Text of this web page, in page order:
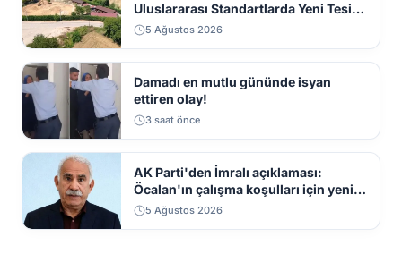
Uluslararası Standartlarda Yeni Tesis
Geliyor
5 Ağustos 2026
Damadı en mutlu gününde isyan
ettiren olay!
3 saat önce
AK Parti'den İmralı açıklaması:
Öcalan'ın çalışma koşulları için yeni
sinyal
5 Ağustos 2026